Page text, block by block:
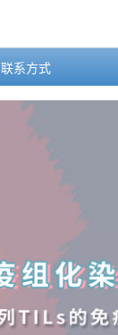
联系方式